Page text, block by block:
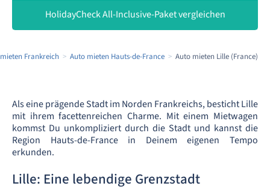
HolidayCheck All-Inclusive-Paket vergleichen
Frankreich Auto mieten Hauts-de-France Auto mieten Lille (France)
Als eine prägende Stadt im Norden Frankreichs, besticht Lille
mit ihrem facettenreichen Charme. Mit einem Mietwagen
kommst Du unkompliziert durch die Stadt und kannst die
Region Hauts-de-France in Deinem eigenen Tempo
erkunden.
Lille: Eine lebendige Grenzstadt